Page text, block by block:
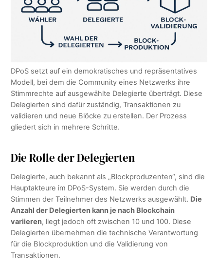
DPoS setzt auf ein demokratisches und repräsentatives
Modell, bei dem die Community eines Netzwerks ihre
Stimmrechte auf ausgewählte Delegierte überträgt. Diese
Delegierten sind dafür zuständig, Transaktionen zu
validieren und neue Blöcke zu erstellen. Der Prozess
gliedert sich in mehrere Schritte.
Die Rolle der Delegierten
Delegierte, auch bekannt als „Blockproduzenten“, sind die
Hauptakteure im DPoS-System. Sie werden durch die
Stimmen der Teilnehmer des Netzwerks ausgewählt. Die
Anzahl der Delegierten kann je nach Blockchain
variieren, liegt jedoch oft zwischen 10 und 100. Diese
Delegierten übernehmen die technische Verantwortung
für die Blockproduktion und die Validierung von
Transaktionen.